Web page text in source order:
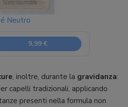
Neutro
9,99 €
, inoltre, durante la gravidanza:
capelli tradizionali, applicando
presenti nella formula non